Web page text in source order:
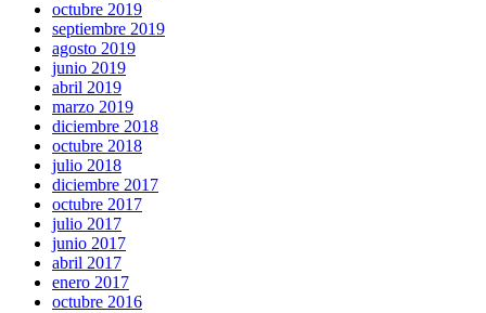
octubre 2019
septiembre 2019
agosto 2019
junio 2019
abril 2019
marzo 2019
diciembre 2018
octubre 2018
julio 2018
diciembre 2017
octubre 2017
julio 2017
junio 2017
abril 2017
enero 2017
octubre 2016